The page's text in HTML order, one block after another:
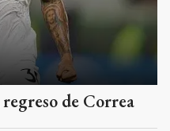
de Correa